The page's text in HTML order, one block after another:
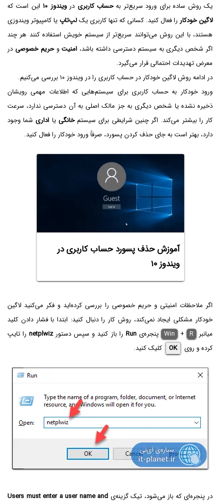
یک روش ساده برای ورود سریع‌تر بهحساب کاربری درویندوز ۱۰
این است که
لاگین خودکار را فعال کنید. کسانی که تنها کاربری یکلپ‌تاپ یا کامپیوتر ویندوزی
هستند، با این روش می‌توانند سریع‌تر از سیستم خویش استفاده کنند هر چند
اگر شخص دیگری به سیستم دسترسی داشته باشد، امنیتوحریم خصوصی در
معرض تهدیدات احتمالی قرار می‌گیرد.
در ادامه روش لاگین خودکار در حساب کاربری را در ویندوز ۱۰ بررسی می‌کنیم.
ورود خودکار به حساب کاربری برای سیستم‌هایی که اطلاعات مهمی رویشان
ذخیره نشده یا شخص دیگری به جز مالک اصلی به آن دسترسی ندارد، سرعت
کار را بیشتر می‌کند. اگر چنین شرایطی برای سیستمخانگی یا اداری شما وجود
دارد، بهتر است به جای حذف کردن پسورد، صرفاً ورود خودکار را فعال کنید.
آموزش حذف پسورد حساب کاربری در
ویندوز ۱۰
اگر ملاحظات امنیتی و حریم خصوصی را بررسی کرده‌اید و فکر می‌کنید لاگین
خودکار مشکلی ایجاد نمی‌کند، روش کار را دنبال کنید: ابتدا با فشار دادن کلید
میانبر
Win + R پنجره‌یRun را باز کنید و سپس دستورnetplwizرا تایپ
کرده و روی
OK کلیک کنید.
در پنجره‌ای که باز می‌شود، تیک گزینه‌ی Users must enter a user name and